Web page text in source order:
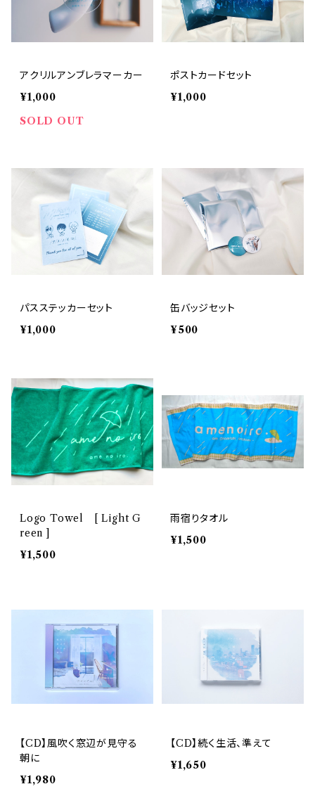
アクリルアンブレラマーカー
¥1,000
SOLD OUT
ポストカードセット
¥1,000
パスステッカーセット
¥1,000
缶バッジセット
¥500
Logo Towel [ Light G
reen ]
¥1,500
雨宿りタオル
¥1,500
【CD】風吹く窓辺が見守る
朝に
¥1,980
【CD】続く生活、準えて
¥1,650